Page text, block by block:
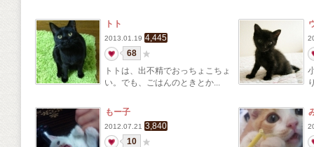
トト
2013.01.19 4,445
68
トトは、出不精でおっちょこちょ
い。でも、ごはんのときとか...
もー子
2012.07.21 3,840
10